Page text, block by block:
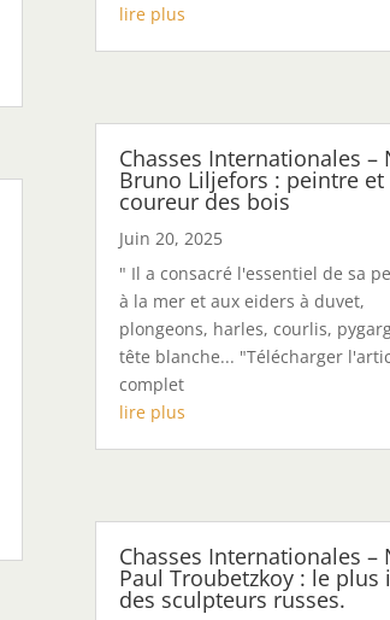
lire plus
Chasses Internationales –
Bruno Liljefors : peintre et
coureur des bois
Juin 20, 2025
" Il a consacré l'essentiel de sa
à la mer et aux eiders à duvet,
plongeons, harles, courlis,
tête blanche... "Télécharger
complet
lire plus
Chasses Internationales –
Paul Troubetzkoy : le plus
des sculpteurs russes.